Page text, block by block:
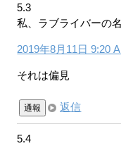
5.3
私、ラブライバーの
2019年8月11日 9:20
それは偏見
通報 返信
5.4